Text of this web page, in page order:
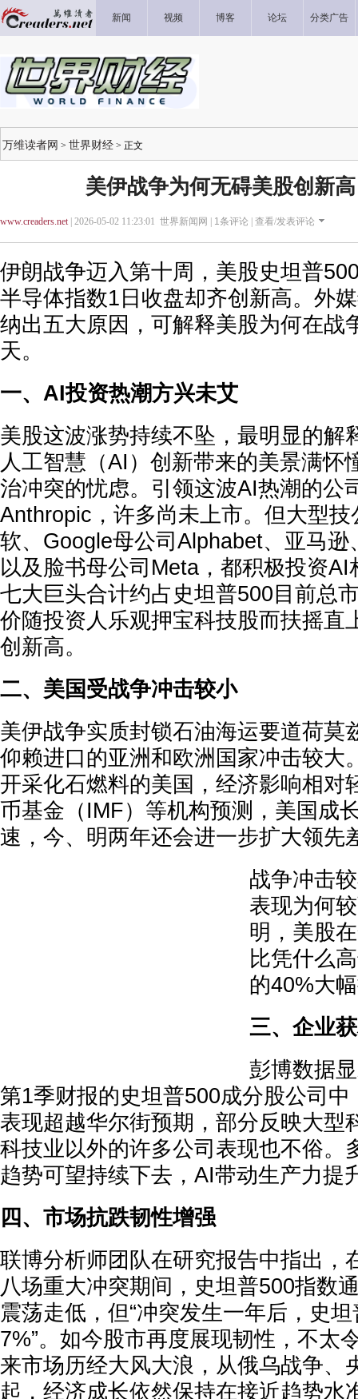
新闻 视频 博客 论坛 分类广告
万维读者网 > 世界财经 > 正文
美伊战争为何无碍美股创新
www.creaders.net| 2026-05-02 11:23:01 世界新闻网 | 1条评论 | 查看/发表评论
伊朗战争迈入第十周，美股史坦普
半导体指数1日收盘却齐创新高。外
纳出五大原因，可解释美股为何在战
天。
一、AI投资热潮方兴未艾
美股这波涨势持续不坠，最明显的解
人工智慧（AI）创新带来的美景满怀
治冲突的忧虑。引领这波AI热潮的公
Anthropic，许多尚未上市。但大型
软、Google母公司Alphabet、亚马逊
以及脸书母公司Meta，都积极投资AI
七大巨头合计约占史坦普500目前总
价随投资人乐观押宝科技股而扶摇直
创新高。
二、美国受战争冲击较小
美伊战争实质封锁石油海运要道荷莫
仰赖进口的亚洲和欧洲国家冲击较大
开采化石燃料的美国，经济影响相对
币基金（IMF）等机构预测，美国成
速，今、明两年还会进一步扩大领先
战争冲击
表现为何
明，美股
比凭什么
的40%大
三、企业
彭博数据
第1季财报的史坦普500成分股公司
表现超越华尔街预期，部分反映大型
科技业以外的许多公司表现也不俗。
趋势可望持续下去，AI带动生产力提
四、市场抗跌韧性增强
联博分析师团队在研究报告中指出，
八场重大冲突期间，史坦普500指数
震荡走低，但“冲突发生一年后，史
7%”。如今股市再度展现韧性，不太
来市场历经大风大浪，从俄乌战争、
起，经济成长依然保持在接近趋势水